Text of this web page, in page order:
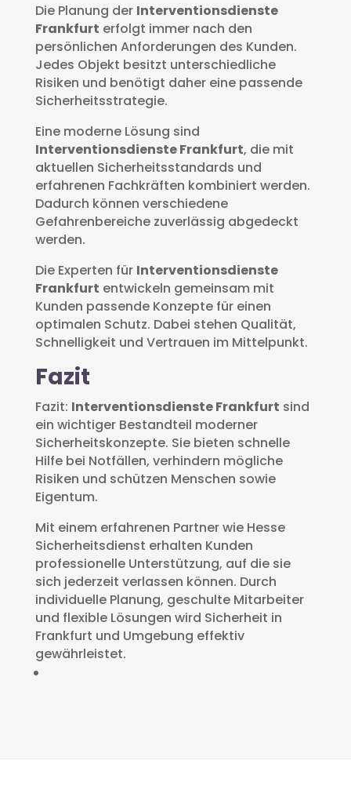
Die Planung der Interventionsdienste
Frankfurt erfolgt immer nach den
persönlichen Anforderungen des Kunden.
Jedes Objekt besitzt unterschiedliche
Risiken und benötigt daher eine passende
Sicherheitsstrategie.
Eine moderne Lösung sind
Interventionsdienste Frankfurt, die mit
aktuellen Sicherheitsstandards und
erfahrenen Fachkräften kombiniert werden.
Dadurch können verschiedene
Gefahrenbereiche zuverlässig abgedeckt
werden.
Die Experten für Interventionsdienste
Frankfurt entwickeln gemeinsam mit
Kunden passende Konzepte für einen
optimalen Schutz. Dabei stehen Qualität,
Schnelligkeit und Vertrauen im Mittelpunkt.
Fazit
Fazit: Interventionsdienste Frankfurt sind
ein wichtiger Bestandteil moderner
Sicherheitskonzepte. Sie bieten schnelle
Hilfe bei Notfällen, verhindern mögliche
Risiken und schützen Menschen sowie
Eigentum.
Mit einem erfahrenen Partner wie Hesse
Sicherheitsdienst erhalten Kunden
professionelle Unterstützung, auf die sie
sich jederzeit verlassen können. Durch
individuelle Planung, geschulte Mitarbeiter
und flexible Lösungen wird Sicherheit in
Frankfurt und Umgebung effektiv
gewährleistet.